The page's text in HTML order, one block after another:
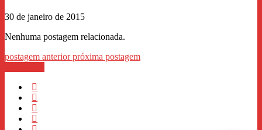
30 de janeiro de 2015
Nenhuma postagem relacionada.
postagem anteriorpróxima postagem